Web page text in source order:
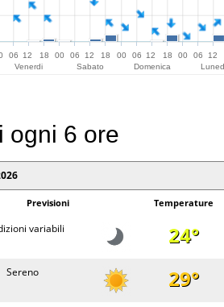
06
12
Venerdi
18 00 06
12
Sabato
18 00 06
12
Domenica
18 00 06
12
ogni 6 ore
Previsioni Temperature
variabili 24°
Sereno 29°